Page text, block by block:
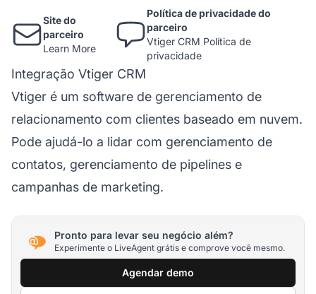
Site do
parceiro
Learn More
Política de privacidade do
parceiro
Vtiger CRM Política de
privacidade
Integração Vtiger CRM
Vtiger é um software de gerenciamento de
relacionamento com clientes baseado em nuvem.
Pode ajudá-lo a lidar com gerenciamento de
contatos, gerenciamento de pipelines e
campanhas de marketing.
Pronto para levar seu negócio além?
Experimente o LiveAgent grátis e comprove você mesmo.
Agendar demo